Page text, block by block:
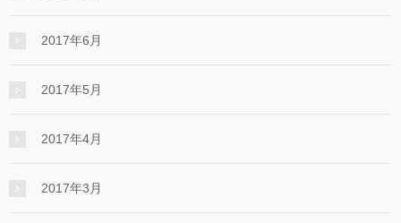
2017年6月
2017年5月
2017年4月
2017年3月